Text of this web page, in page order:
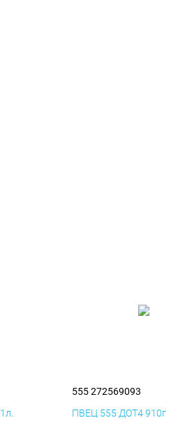
555 272569093
ПВЕЦ 555 ДОТ4 910г